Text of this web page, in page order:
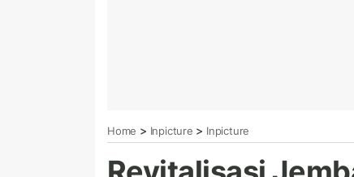
Home > Inpicture > Inpicture